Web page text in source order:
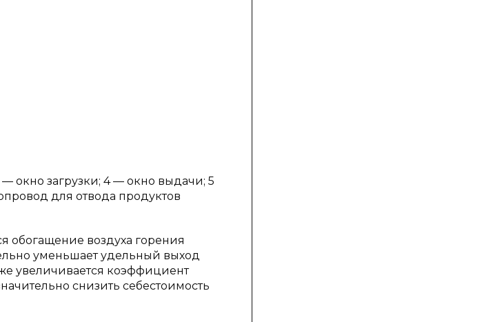
окно загрузки; 4 — окно выдачи; 5
для отвода продуктов
обогащение воздуха горения
уменьшает удельный выход
увеличивается коэффициент
снизить себестоимость